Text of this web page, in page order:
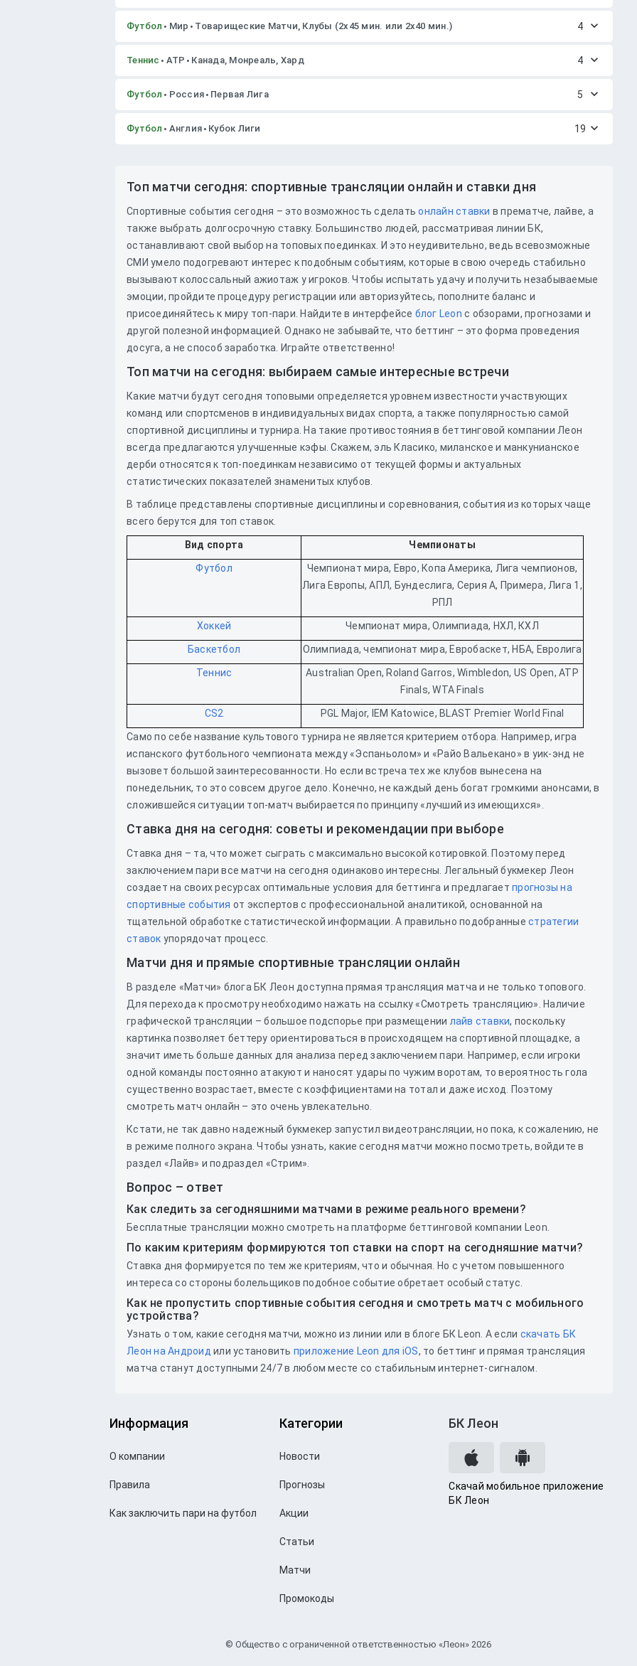
Футбол Мир Товарищеские Матчи, Клубы (2x45 мин. или 2x40 мин.) 4
Теннис ATP Канада, Монреаль, Хард 4
Футбол Россия Первая Лига 5
Футбол Англия Кубок Лиги 19
Топ матчи сегодня: спортивные трансляции онлайн и ставки дня
Спортивные события сегодня – это возможность сделатьонлайн ставки в прематче, лайве, а
также выбрать долгосрочную ставку. Большинство людей, рассматривая линии БК,
останавливают свой выбор на топовых поединках. И это неудивительно, ведь всевозможные
СМИ умело подогревают интерес к подобным событиям, которые в свою очередь стабильно
вызывают колоссальный ажиотаж у игроков. Чтобы испытать удачу и получить незабываемые
эмоции, пройдите процедуру регистрации или авторизуйтесь, пополните баланс и
присоединяйтесь к миру топ-пари. Найдите в интерфейсе блог Leon с обзорами, прогнозами и
другой полезной информацией. Однако не забывайте, что беттинг – это форма проведения
досуга, а не способ заработка. Играйте ответственно!
Топ матчи на сегодня: выбираем самые интересные встречи
Какие матчи будут сегодня топовыми определяется уровнем известности участвующих
команд или спортсменов в индивидуальных видах спорта, а также популярностью самой
спортивной дисциплины и турнира. На такие противостояния в беттинговой компании Леон
всегда предлагаются улучшенные кэфы. Скажем, эль Класико, миланское и манкунианское
дерби относятся к топ-поединкам независимо от текущей формы и актуальных
статистических показателей знаменитых клубов.
В таблице представлены спортивные дисциплины и соревнования, события из которых чаще
всего берутся для топ ставок.
Вид спорта Чемпионаты
Футбол
Чемпионат мира, Евро, Копа Америка, Лига чемпионов,
Лига Европы, АПЛ, Бундеслига, Серия А, Примера, Лига 1,
РПЛ
Хоккей Чемпионат мира, Олимпиада, НХЛ, КХЛ
Баскетбол Олимпиада, чемпионат мира, Евробаскет, НБА, Евролига
Теннис
Australian Open, Roland Garros, Wimbledon, US Open, ATP
Finals, WTA Finals
CS2 PGL Major, IEM Katowice, BLAST Premier World Final
Само по себе название культового турнира не является критерием отбора. Например, игра
испанского футбольного чемпионата между «Эспаньолом» и «Райо Вальекано» в уик-энд не
вызовет большой заинтересованности. Но если встреча тех же клубов вынесена на
понедельник, то это совсем другое дело. Конечно, не каждый день богат громкими анонсами, в
сложившейся ситуации топ-матч выбирается по принципу «лучший из имеющихся».
Ставка дня на сегодня: советы и рекомендации при выборе
Ставка дня – та, что может сыграть с максимально высокой котировкой. Поэтому перед
заключением пари все матчи на сегодня одинаково интересны. Легальный букмекер Леон
создает на своих ресурсах оптимальные условия для беттинга и предлагает прогнозы на
спортивные события от экспертов с профессиональной аналитикой, основанной на
тщательной обработке статистической информации. А правильно подобранные стратегии
ставок упорядочат процесс.
Матчи дня и прямые спортивные трансляции онлайн
В разделе «Матчи» блога БК Леон доступна прямая трансляция матча и не только топового.
Для перехода к просмотру необходимо нажать на ссылку «Смотреть трансляцию». Наличие
графической трансляции – большое подспорье при размещении лайв ставки, поскольку
картинка позволяет беттеру ориентироваться в происходящем на спортивной площадке, а
значит иметь больше данных для анализа перед заключением пари. Например, если игроки
одной команды постоянно атакуют и наносят удары по чужим воротам, то вероятность гола
существенно возрастает, вместе с коэффициентами на тотал и даже исход. Поэтому
смотреть матч онлайн – это очень увлекательно.
Кстати, не так давно надежный букмекер запустил видеотрансляции, но пока, к сожалению, не
в режиме полного экрана. Чтобы узнать, какие сегодня матчи можно посмотреть, войдите в
раздел «Лайв» и подраздел «Стрим».
Вопрос – ответ
Как следить за сегодняшними матчами в режиме реального времени?
Бесплатные трансляции можно смотреть на платформе беттинговой компании Leon.
По каким критериям формируются топ ставки на спорт на сегодняшние матчи?
Ставка дня формируется по тем же критериям, что и обычная. Но с учетом повышенного
интереса со стороны болельщиков подобное событие обретает особый статус.
Как не пропустить спортивные события сегодня и смотреть матч с мобильного
устройства?
Узнать о том, какие сегодня матчи, можно из линии или в блоге БК Leon. А если скачать БК
Леон на Андроид или установить приложение Leon для iOS, то беттинг и прямая трансляция
матча станут доступными 24/7 в любом месте со стабильным интернет-сигналом.
Информация
О компании
Правила
Как заключить пари на футбол
Категории
Новости
Прогнозы
Акции
Статьи
Матчи
Промокоды
БК Леон
Скачай мобильное приложение
БК Леон
© Общество с ограниченной ответственностью «Леон» 2026